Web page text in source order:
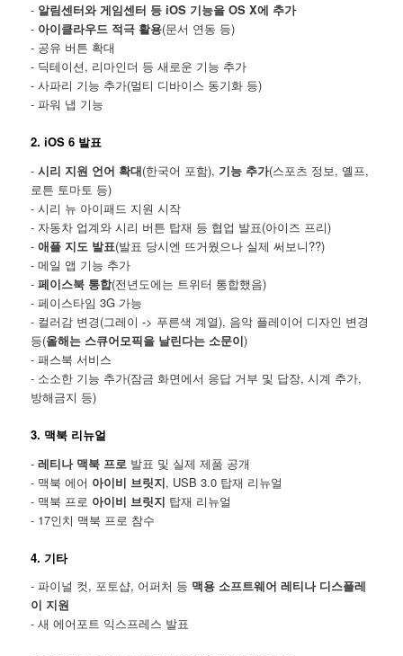
- 알림센터와 게임센터 등 iOS 기능을 OS X에 추가
- 아이클라우드 적극 활용(문서 연동 등)
- 공유 버튼 확대
- 딕테이션, 리마인더 등 새로운 기능 추가
- 사파리 기능 추가(멀티 디바이스 동기화 등)
- 파워 냅 기능
2. iOS 6 발표
-시리 지원 언어 확대(한국어 포함), 기능 추가(스포츠 정보, 옐프,
로튼 토마토 등)
- 시리 뉴 아이패드 지원 시작
- 자동차 업계와 시리 버튼 탑재 등 협업 발표(아이즈 프리)
-애플 지도 발표(발표 당시엔 뜨거웠으나 실제 써보니??)
- 메일 앱 기능 추가
-페이스북 통합(전년도에는 트위터 통합했음)
- 페이스타임 3G 가능
- 컬러감 변경(그레이 -> 푸른색 계열), 음악 플레이어 디자인 변경
등(올해는 스큐어모픽을 날린다는 소문이)
- 패스북 서비스
- 소소한 기능 추가(잠금 화면에서 응답 거부 및 답장, 시계 추가,
방해금지 등)
3. 맥북 리뉴얼
-레티나 맥북 프로 발표 및 실제 제품 공개
- 맥북 에어 아이비 브릿지, USB 3.0 탑재 리뉴얼
- 맥북 프로 아이비 브릿지 탑재 리뉴얼
- 17인치 맥북 프로 참수
4. 기타
- 파이널 컷, 포토샵, 어퍼처 등 맥용 소프트웨어 레티나 디스플레
이 지원
- 새 에어포트 익스프레스 발표